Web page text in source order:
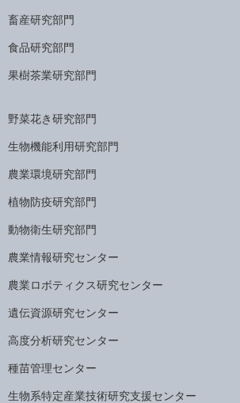
畜産研究部門
食品研究部門
果樹茶業研究部門
野菜花き研究部門
生物機能利用研究部門
農業環境研究部門
植物防疫研究部門
動物衛生研究部門
農業情報研究センター
農業ロボティクス研究センター
遺伝資源研究センター
高度分析研究センター
種苗管理センター
生物系特定産業技術研究支援センター